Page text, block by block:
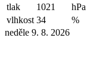
tlak
1021
hPa
vlhkost 34
%
neděle 9. 8. 2026